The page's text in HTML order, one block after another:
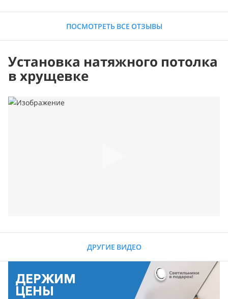
ПОСМОТРЕТЬ ВСЕ ОТЗЫВЫ
Установка натяжного потолка
в хрущевке
ДРУГИЕ ВИДЕО
ДЕРЖИМ
ЦЕНЫ